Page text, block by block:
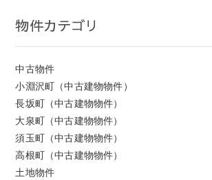
物件カテゴリ
中古物件
小淵沢町（中古建物物件）
長坂町（中古建物物件）
大泉町（中古建物物件）
須玉町（中古建物物件）
高根町（中古建物物件）
土地物件